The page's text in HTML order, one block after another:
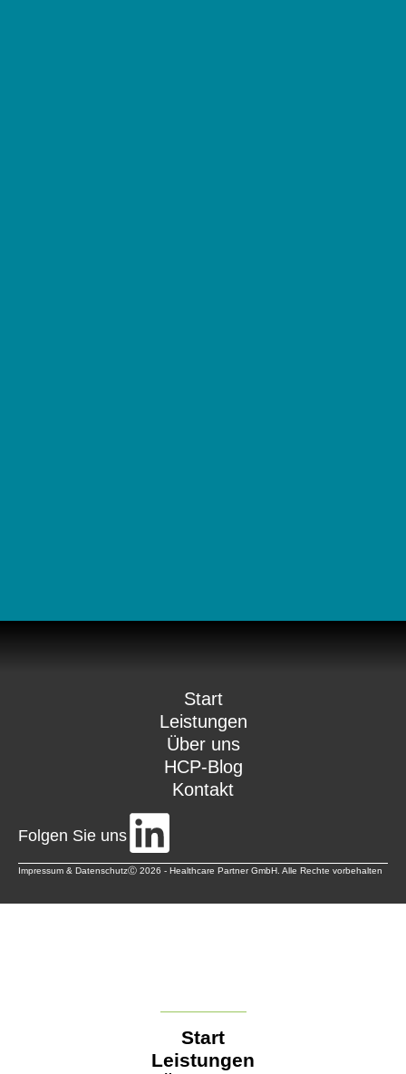
Start
Leistungen
Über uns
HCP-Blog
Kontakt
Folgen Sie uns
Impressum & DatenschutzⒸ 2026 - Healthcare Partner GmbH. Alle Rechte vorbehalten
Start
Leistungen